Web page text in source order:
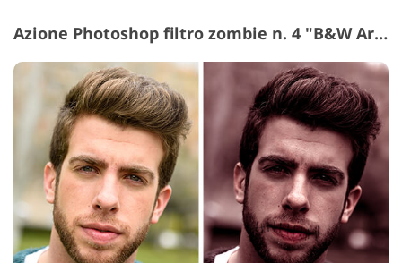
Azione Photoshop filtro zombie n. 4 "B&W Art"